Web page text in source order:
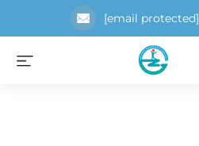
[email protected]